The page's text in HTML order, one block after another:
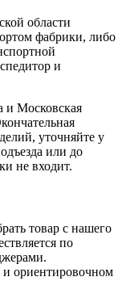
области
фабрики, либо
и
и Московская
уточняйте у
или до
не входит.
товар с нашего
по
и ориентировочном